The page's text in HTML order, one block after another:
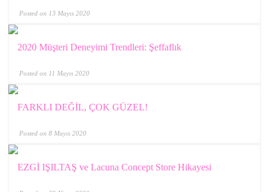
Posted on 13 Mayıs 2020
2020 Müşteri Deneyimi Trendleri: Şeffaflık
Posted on 11 Mayıs 2020
FARKLI DEĞİL, ÇOK GÜZEL!
Posted on 8 Mayıs 2020
EZGİ IŞILTAŞ ve Lacuna Concept Store Hikayesi